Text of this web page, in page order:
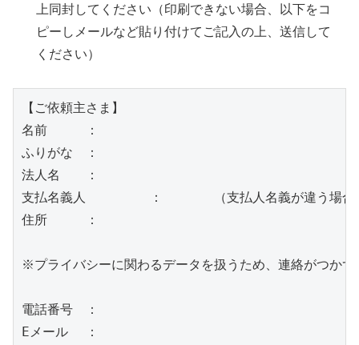
上同封してください（印刷できない場合、以下をコ
ピーしメールなど貼り付けてご記入の上、送信して
ください）
【ご依頼主さま】
名前	：
ふりがな	：
法人名	：
支払名義人	：	（支払人名義が違う場合に記入）
住所	：
※プライバシーに関わるデータを扱うため、連絡がつか
電話番号	：
Eメール	：